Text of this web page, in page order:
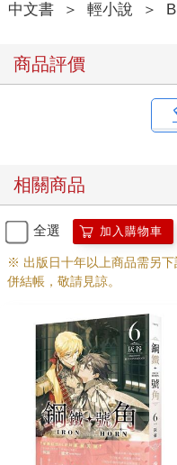
中文書 ＞ 輕小說 ＞
商品評價
相關商品
全選 加入購物車
※ 出版日十年以上商品需另
併結帳，敬請見諒。